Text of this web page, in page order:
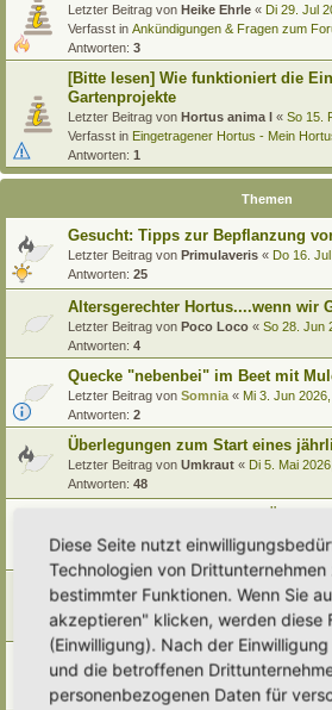
Letzter Beitrag von Heike Ehrle « Di 29. Jul
Verfasst in Ankündigungen & Fragen zum
Antworten: 3
[Bitte lesen] Wie funktioniert die
Gartenprojekte
Letzter Beitrag von Hortus anima l « So 15.
Verfasst in Eingetragener Hortus - Mein
Antworten: 1
Themen
Gesucht: Tipps zur Bepflanzung
Letzter Beitrag von Primulaveris « Do 16.
Antworten: 25
Altersgerechter Hortus....wenn wir
Letzter Beitrag von Poco Loco « So 28. Jun
Antworten: 4
Quecke "nebenbei" im Beet mit
Letzter Beitrag von Somnia « Mi 3. Jun
Antworten: 2
Überlegungen zum Start eines
Letzter Beitrag von Umkraut « Di 5. Mai
Antworten: 48
Letzter Beitrag von Ann1981
Do 26. Mär
Antworten:15
Rankpflanze für großen Südseiten-
Antworten:23
Thermokomposter
Letzter Beitrag von Simbienchen«Di 3. Mär
Antworten:9
Diese Seite nutzt
Technologien von
bestimmter Funktionen. Wenn Sie
akzeptieren" klicken, werden diese
(Einwilligung). Nach der
und die betroffenen
personenbezogenen Daten für